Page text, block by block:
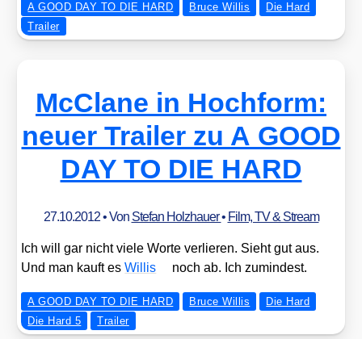
A GOOD DAY TO DIE HARD Bruce Willis
Die Hard
Trailer
McClane in Hochform:
neuer Trailer zu A GOOD
DAY TO DIE HARD
27.10.2012• Von Stefan Holzhauer• Film, TV & Stream
Ich will gar nicht vie­le Wor­te ver­lie­ren. Sieht gut aus.
Und man kauft esWil­lis noch ab. Ich zumin­dest.
A GOOD DAY TO DIE HARD Bruce Willis
Die Hard
Die Hard 5
Trailer